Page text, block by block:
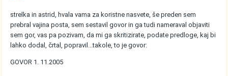
strelka in astrid, hvala vama za koristne nasvete, še preden sem
prebral vajina posta, sem sestavil govor in ga tudi nameraval objaviti
sem gor, vas pa pozivam, da mi ga skritizirate, podate predloge, kaj bi
lahko dodal, črtal, popravil...takole, to je govor:
GOVOR 1. 11.2005